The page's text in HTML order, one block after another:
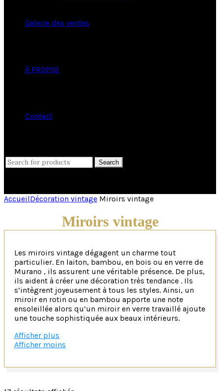
Galerie des ventes
À PROPOS
Contact
Search
for:
Search
AccueilDécoration vintage Miroirs vintage
Miroirs vintage
Les miroirs vintage dégagent un charme tout
particulier. En laiton, bambou, en bois ou en verre de
Murano , ils assurent une véritable présence. De plus,
ils aident à créer une décoration très tendance . Ils
s’intègrent joyeusement à tous les styles. Ainsi, un
miroir en rotin ou en bambou apporte une note
ensoleillée alors qu’un miroir en verre travaillé ajoute
une touche sophistiquée aux beaux intérieurs.
Les miroirs vintage peuvent se fixer au mur ou se
Afin de bien intégrer un miroir vintage à votre
notre mobilier vintage ou notre luminaire vintage.
Afficher plus
Afficher moins